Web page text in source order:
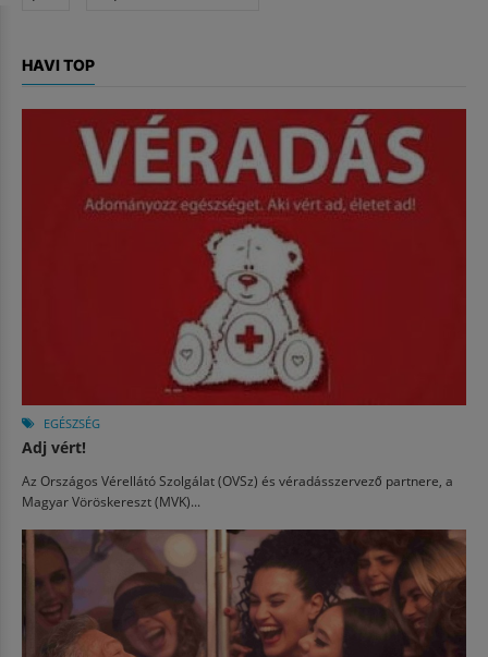
HAVI TOP
EGÉSZSÉG
Adj vért!
Az Országos Vérellátó Szolgálat (OVSz) és véradásszervező partnere, a
Magyar Vöröskereszt (MVK)...